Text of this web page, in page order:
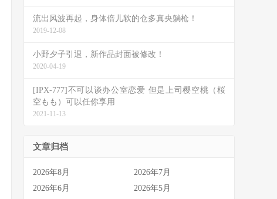
流出风波再起，身体倍儿软的仓多真央躺枪！
2019-12-08
小野夕子引退，新作品封面被修改！
2020-04-19
[IPX-777]不可以谈办公室恋爱 但是上司樱空桃（桜
空もも）可以任你享用
2021-11-13
文章归档
2026年8月
2026年7月
2026年6月
2026年5月